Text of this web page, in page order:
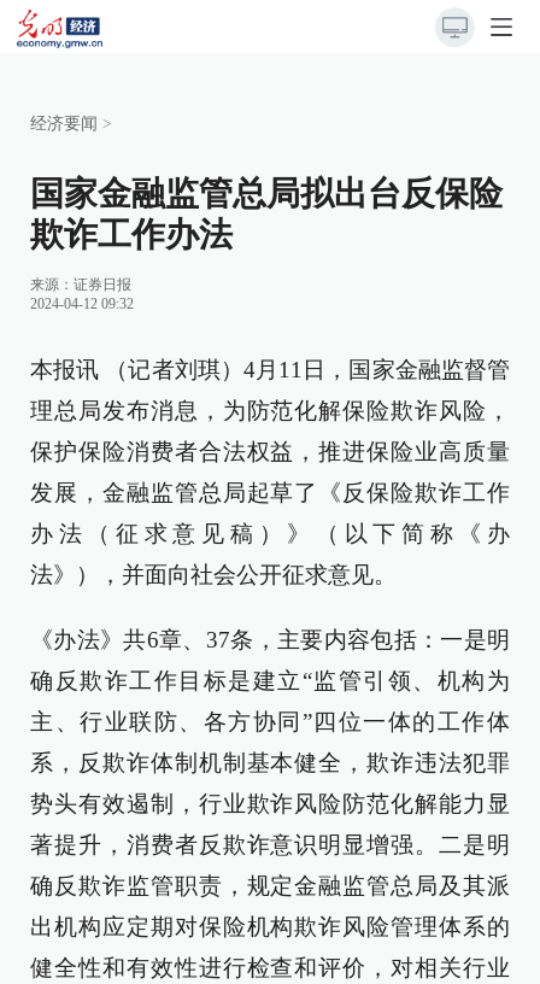
经济要闻 >
国家金融监管总局拟出台反保险
欺诈工作办法
来源： 证券日报
2024-04-12 09:32
本报讯 （记者刘琪）4月11日，国家金融监督管
理总局发布消息，为防范化解保险欺诈风险，
保护保险消费者合法权益，推进保险业高质量
发展，金融监管总局起草了《反保险欺诈工作
办法（征求意见稿）》（以下简称《办
法》），并面向社会公开征求意见。
《办法》共6章、37条，主要内容包括：一是明
确反欺诈工作目标是建立“监管引领、机构为
主、行业联防、各方协同”四位一体的工作体
系，反欺诈体制机制基本健全，欺诈违法犯罪
势头有效遏制，行业欺诈风险防范化解能力显
著提升，消费者反欺诈意识明显增强。二是明
确反欺诈监管职责，规定金融监管总局及其派
出机构应定期对保险机构欺诈风险管理体系的
健全性和有效性进行检查和评价，对相关行业